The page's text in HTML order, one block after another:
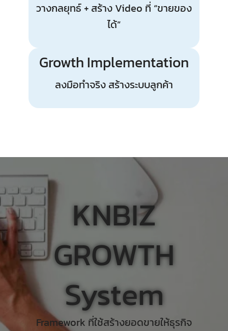
วางกลยุทธ์ + สร้าง Video ที่ “ขายของ
ได้”
Growth Implementation
ลงมือทำจริง สร้างระบบลูกค้า
KNBIZ
GROWTH
System
Framework ที่ใช้สร้างยอดขายให้ธุรกิจ